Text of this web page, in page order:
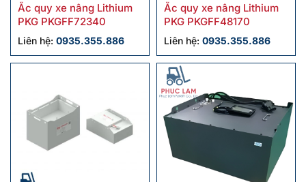
Ắc quy xe nâng Lithium
PKG PKGFF72340
Liên hệ: 0935.355.886
Ắc quy xe nâng Lithium
PKG PKGFF48170
Liên hệ: 0935.355.886